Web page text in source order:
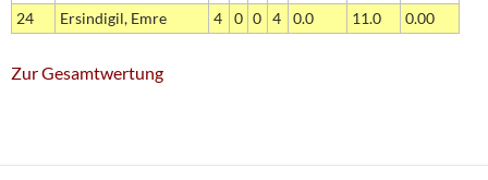
24 Ersindigil, Emre 4 0 0 4 0.0 11.0 0.00
Zur Gesamtwertung